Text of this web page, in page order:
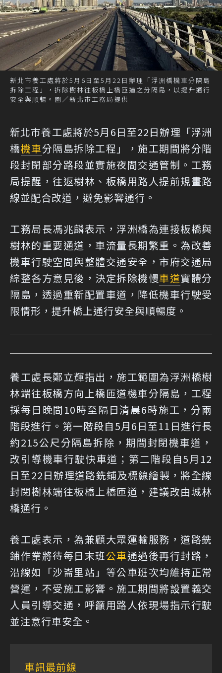
新北市養工處將於5月6日至5月22日辦理「浮洲橋機車分隔島
拆除工程」，拆除樹林往板橋上橋匝道之分隔島，以提升通行
安全與順暢。圖／新北市工務局提供
新北市養工處將於5月6日至22日辦理「浮洲
橋機車分隔島拆除工程」，施工期間將分階
段封閉部分路段並實施夜間交通管制。工務
局提醒，往返樹林、板橋用路人提前規畫路
線並配合改道，避免影響通行。
工務局長馮兆麟表示，浮洲橋為連接板橋與
樹林的重要通道，車流量長期繁重。為改善
機車行駛空間與整體交通安全，市府交通局
綜整各方意見後，決定拆除機慢車道實體分
隔島，透過重新配置車道，降低機車行駛受
限情形，提升橋上通行安全與順暢度。
養工處長鄭立輝指出，施工範圍為浮洲橋樹
林端往板橋方向上橋匝道機車分隔島，工程
採每日晚間10時至隔日清晨6時施工，分兩
階段進行。第一階段自5月6日至11日進行長
約215公尺分隔島拆除，期間封閉機車道，
改引導機車行駛快車道；第二階段自5月12
日至22日辦理道路銑鋪及標線繪製，將全線
封閉樹林端往板橋上橋匝道，建議改由城林
橋通行。
養工處表示，為兼顧大眾運輸服務，道路銑
鋪作業將待每日末班公車通過後再行封路，
沿線如「沙崙里站」等公車班次均維持正常
營運，不受施工影響。施工期間將設置義交
人員引導交通，呼籲用路人依現場指示行駛
並注意行車安全。
車訊最前線